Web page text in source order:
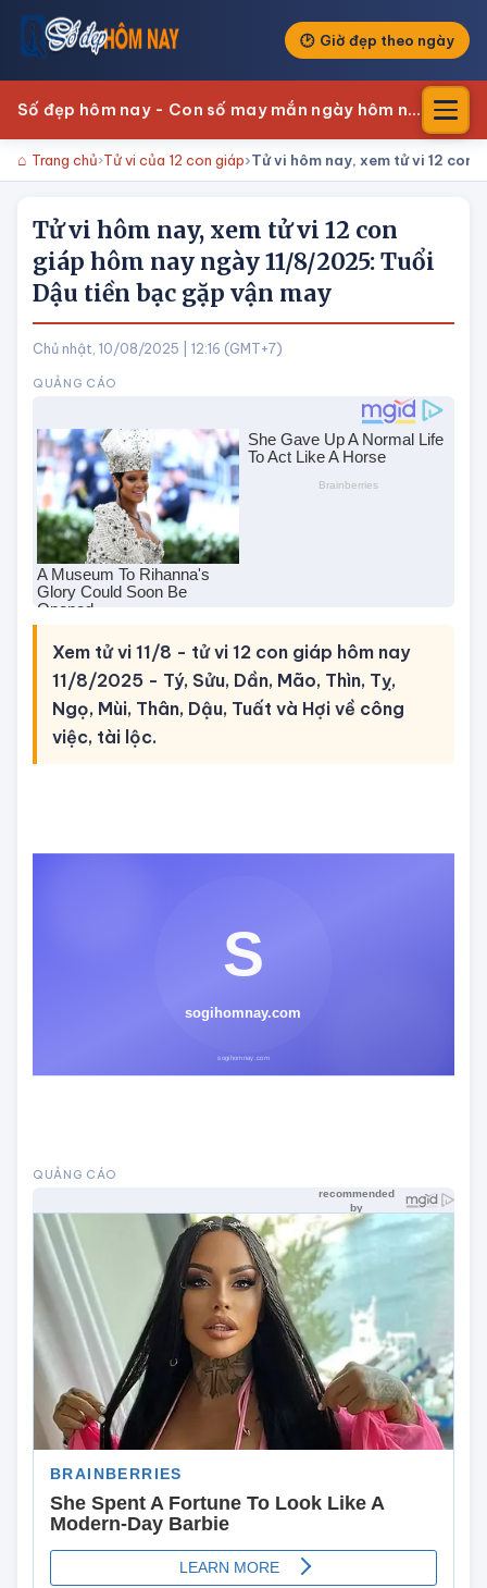
Giờ đẹp theo ngày
Số đẹp hôm nay - Con số may mắn ngày hôm nay
Trang chủ Tử vi của 12 con giáp Tử vi hôm nay, xem tử vi 12
Tử vi hôm nay, xem tử vi 12 con
giáp hôm nay ngày 11/8/2025: Tuổi
Dậu tiền bạc gặp vận may
Chủ nhật, 10/08/2025 | 12:16 (GMT+7)
Xem tử vi 11/8 - tử vi 12 con giáp hôm nay
11/8/2025 - Tý, Sửu, Dần, Mão, Thìn, Tỵ,